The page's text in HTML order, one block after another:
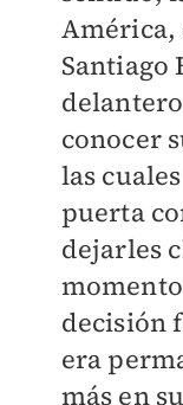
América,
Santiago
conocer
las
puerta
dejarles
decisión
era
más en